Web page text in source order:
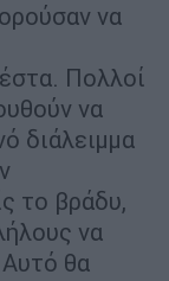
να
Πολλοί
να
διάλειμμα
το βράδυ,
να
Αυτό θα